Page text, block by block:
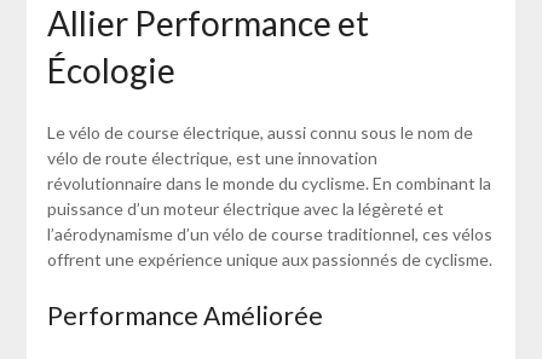
Allier Performance et
Écologie
Le vélo de course électrique, aussi connu sous le nom de
vélo de route électrique, est une innovation
révolutionnaire dans le monde du cyclisme. En combinant la
puissance d’un moteur électrique avec la légèreté et
l’aérodynamisme d’un vélo de course traditionnel, ces vélos
offrent une expérience unique aux passionnés de cyclisme.
Performance Améliorée